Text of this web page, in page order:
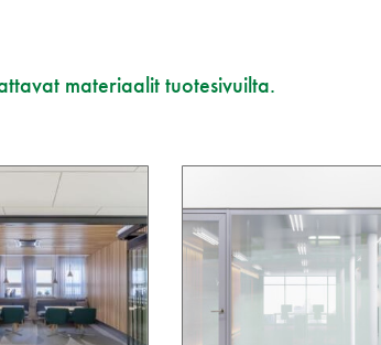
materiaalit tuotesivuilta.